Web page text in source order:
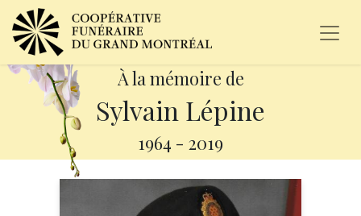
À la mémoire de
Sylvain Lépine
1964 - 2019